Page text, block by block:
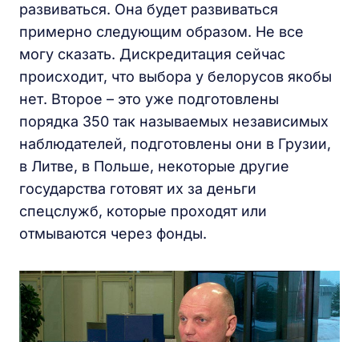
развиваться. Она будет развиваться
примерно следующим образом. Не все
могу сказать. Дискредитация сейчас
происходит, что выбора у белорусов якобы
нет. Второе – это уже подготовлены
порядка 350 так называемых независимых
наблюдателей, подготовлены они в Грузии,
в Литве, в Польше, некоторые другие
государства готовят их за деньги
спецслужб, которые проходят или
отмываются через фонды.